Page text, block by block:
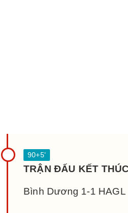
TRẬN ĐẤU KẾT THÚC
Bình Dương 1-1 HAGL